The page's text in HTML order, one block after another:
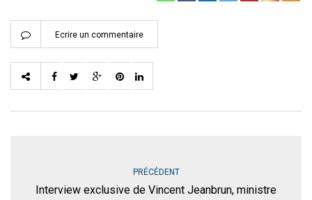
Ecrire un commentaire
PRÉCÉDENT
Interview exclusive de Vincent Jeanbrun, ministre